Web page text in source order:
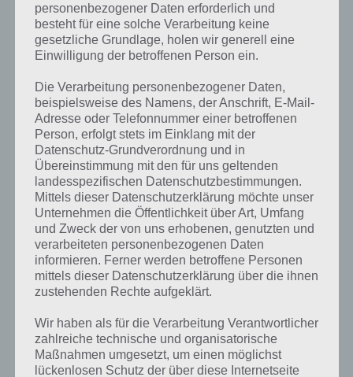
Game Royale ist viel mit Humor gespickt. So findet ihr in einem
Raum einen Hut mit Sprüchen oder auch die Gagmaschine. Liest Jan
Böhermann diese vor, lacht dieser diebisch.
Stundenlanger Spielspaß, wenn man nicht
weiterkommt
Neo Magazin Game Royale verfolgt natürlich auch eine Storyline. So
will Jan Böhermann eigentlich nur William seinen Text übergeben
und dann ins Studio. Doch William ist spurlos verschwunden. Nun ist
es deine Aufgabe diesen zu finden. Dazu schaust du dich in den
einzelnen Räumen um, unterhälst dich mit den unterschiedlichsten
Personen wie bspw. dem Beefträger, der aber aktuell keinen Beef
hat, nimmst Gegenstände auf und so weiter.
Dabei bewegst du dich mittels tippen auf den Bildschirm fort. Die
zudem stundenlangen Spielspaß, was aber nur erreicht wird, wenn
man an gewissen Punkten nicht weiterkommt. Das können wir
bestätigen, denn teilweise ist es gar nicht so einfach die
entsprechenden Gegenstände zu finden, die man benötigt, um
personenbezogener Daten erforderlich und
besteht für eine solche Verarbeitung keine
gesetzliche Grundlage, holen wir generell eine
Einwilligung der betroffenen Person ein.
Die Verarbeitung personenbezogener Daten,
beispielsweise des Namens, der Anschrift, E-Mail-
Adresse oder Telefonnummer einer betroffenen
Person, erfolgt stets im Einklang mit der
Datenschutz-Grundverordnung und in
Übereinstimmung mit den für uns geltenden
landesspezifischen Datenschutzbestimmungen.
Mittels dieser Datenschutzerklärung möchte unser
Unternehmen die Öffentlichkeit über Art, Umfang
und Zweck der von uns erhobenen, genutzten und
verarbeiteten personenbezogenen Daten
informieren. Ferner werden betroffene Personen
mittels dieser Datenschutzerklärung über die ihnen
zustehenden Rechte aufgeklärt.
Wir haben als für die Verarbeitung Verantwortlicher
zahlreiche technische und organisatorische
Maßnahmen umgesetzt, um einen möglichst
lückenlosen Schutz der über diese Internetseite